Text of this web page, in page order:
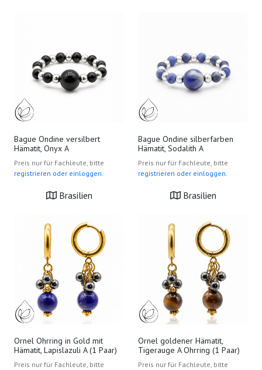
Bague Ondine versilbert
Hämatit, Onyx A
Preis nur für Fachleute, bitte
registrieren oder einloggen.
Brasilien
Bague Ondine silberfarben
Hämatit, Sodalith A
Preis nur für Fachleute, bitte
registrieren oder einloggen.
Brasilien
Ornel Ohrring in Gold mit
Hämatit, Lapislazuli A (1 Paar)
Preis nur für Fachleute, bitte
Ornel goldener Hämatit,
Tigerauge A Ohrring (1 Paar)
Preis nur für Fachleute, bitte